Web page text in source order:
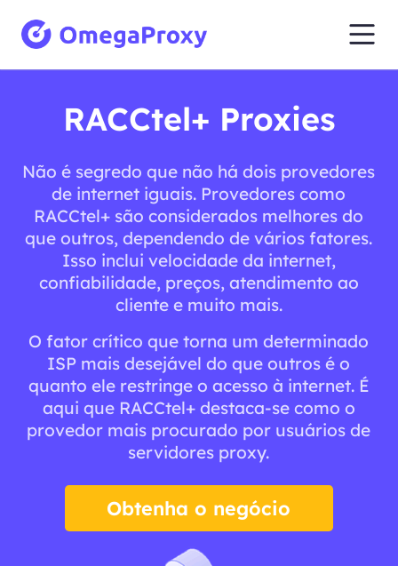
RACCtel+ Proxies
Não é segredo que não há dois provedores
de internet iguais. Provedores como
RACCtel+ são considerados melhores do
que outros, dependendo de vários fatores.
Isso inclui velocidade da internet,
confiabilidade, preços, atendimento ao
cliente e muito mais.
O fator crítico que torna um determinado
ISP mais desejável do que outros é o
quanto ele restringe o acesso à internet. É
aqui que RACCtel+ destaca-se como o
provedor mais procurado por usuários de
servidores proxy.
Obtenha o negócio